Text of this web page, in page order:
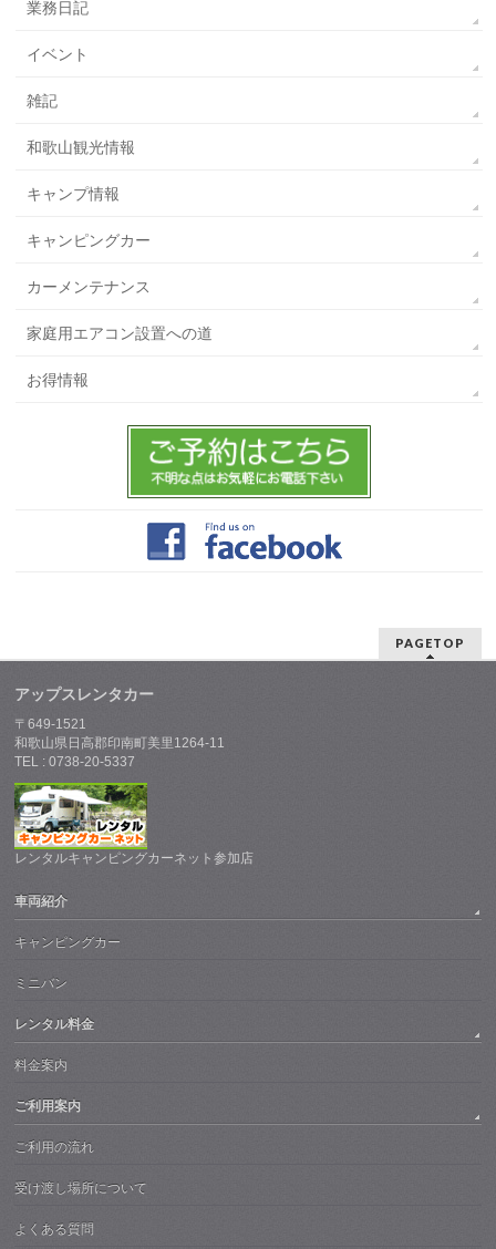
業務日記
イベント
雑記
和歌山観光情報
キャンプ情報
キャンピングカー
カーメンテナンス
家庭用エアコン設置への道
お得情報
PAGETOP
アップスレンタカー
〒649-1521
和歌山県日高郡印南町美里1264-11
TEL : 0738-20-5337
レンタルキャンピングカーネット参加店
車両紹介
キャンピングカー
ミニバン
レンタル料金
料金案内
ご利用案内
ご利用の流れ
受け渡し場所について
よくある質問